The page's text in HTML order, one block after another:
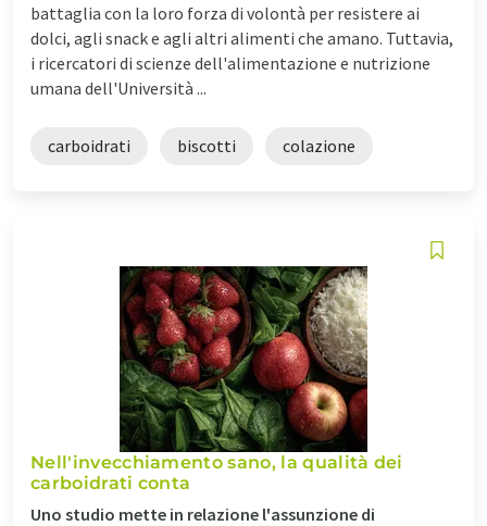
battaglia con la loro forza di volontà per resistere ai
dolci, agli snack e agli altri alimenti che amano. Tuttavia,
i ricercatori di scienze dell'alimentazione e nutrizione
umana dell'Università ...
carboidrati biscotti colazione
Nell'invecchiamento sano, la qualità dei
carboidrati conta
Uno studio mette in relazione l'assunzione di